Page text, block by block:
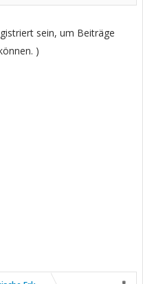
sein, um Beiträge
)